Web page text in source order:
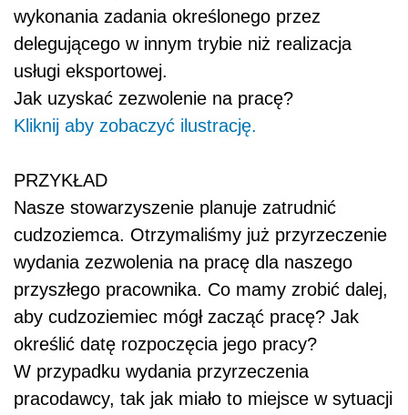
wykonania zadania określonego przez
delegującego w innym trybie niż realizacja
usługi eksportowej.
Jak uzyskać zezwolenie na pracę?
Kliknij aby zobaczyć ilustrację.
PRZYKŁAD
Nasze stowarzyszenie planuje zatrudnić
cudzoziemca. Otrzymaliśmy już przyrzeczenie
wydania zezwolenia na pracę dla naszego
przyszłego pracownika. Co mamy zrobić dalej,
aby cudzoziemiec mógł zacząć pracę? Jak
określić datę rozpoczęcia jego pracy?
W przypadku wydania przyrzeczenia
pracodawcy, tak jak miało to miejsce w sytuacji